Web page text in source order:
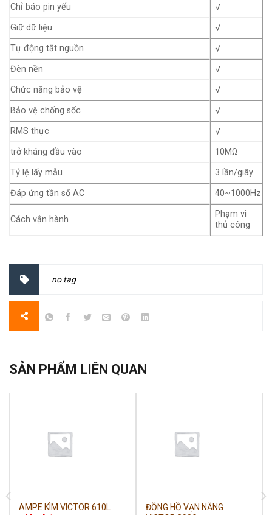
Chỉ báo pin yếu
√
Giữ dữ liệu
√
Tự động tắt nguồn
√
Đèn nền
√
Chức năng bảo vệ
√
Bảo vệ chống sốc
√
RMS thực
√
trở kháng đầu vào
10МΩ
Tỷ lệ lấy mẫu
3 lần/giây
Đáp ứng tần số AC
40~1000Hz
Cách vận hành
Phạm vi
thủ công
no tag
SẢN PHẨM LIÊN QUAN
AMPE KÌM VICTOR 610L
ĐỒNG HỒ VẠN NĂNG